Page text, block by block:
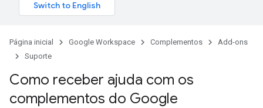
Página inicial Google Workspace Complementos
Add-ons
Suporte
Como receber ajuda com os
complementos do Google